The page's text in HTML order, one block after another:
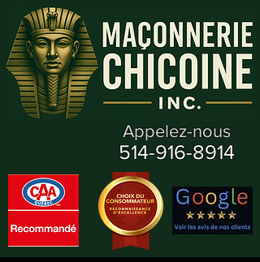
Appelez-nous
514-916-8914